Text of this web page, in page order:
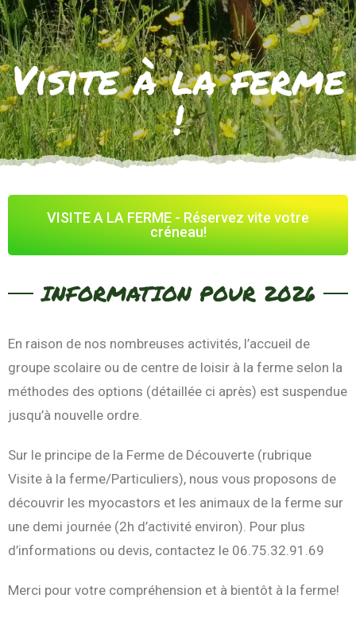
Visite à la ferme
!
VISITE A LA FERME - Réservez vite votre
créneau!
INFORMATION POUR 2026
En raison de nos nombreuses activités, l’accueil de
groupe scolaire ou de centre de loisir à la ferme selon la
méthodes des options (détaillée ci après) est suspendue
jusqu’à nouvelle ordre.
Sur le principe de la Ferme de Découverte (rubrique
Visite à la ferme/Particuliers), nous vous proposons de
découvrir les myocastors et les animaux de la ferme sur
une demi journée (2h d’activité environ). Pour plus
d’informations ou devis, contactez le 06.75.32.91.69
Merci pour votre compréhension et à bientôt à la ferme!